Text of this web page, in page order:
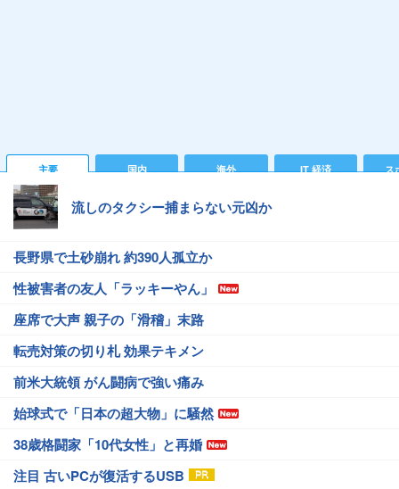
主要 国内 海外 IT 経済 ス
流しのタクシー捕まらない元凶か
長野県で土砂崩れ 約390人孤立か
性被害者の友人「ラッキーやん」
座席で大声 親子の「滑稽」末路
転売対策の切り札 効果テキメン
前米大統領 がん闘病で強い痛み
始球式で「日本の超大物」に騒然
38歳格闘家「10代女性」と再婚
注目 古いPCが復活するUSB